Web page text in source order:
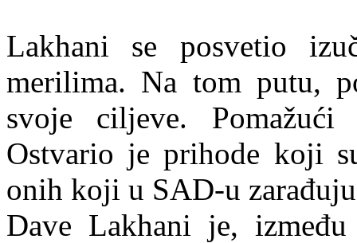
Lakhani se posvetio
merilima. Na tom putu,
svoje ciljeve.
Ostvario je prihode koji
onih koji u SAD-u
Dave Lakhani je,